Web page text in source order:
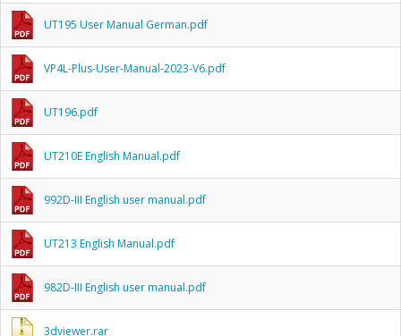
UT195 User Manual German.pdf
VP4L-Plus-User-Manual-2023-V6.pdf
UT196.pdf
UT210E English Manual.pdf
992D-III English user manual.pdf
UT213 English Manual.pdf
982D-III English user manual.pdf
3dviewer.rar